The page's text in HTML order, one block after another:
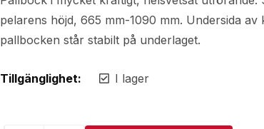
pelarens höjd, 665 mm-1090 mm. Undersida
pallbocken står stabilt på underlaget.
Tillgänglighet: I lager